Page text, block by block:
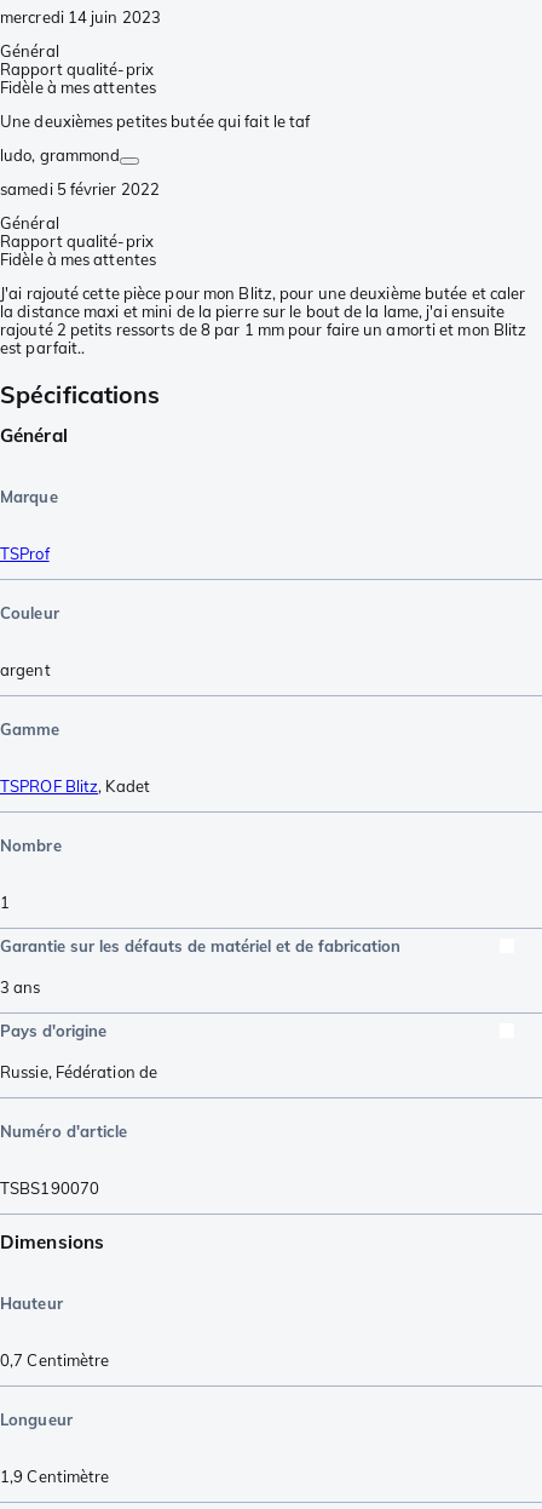
mercredi 14 juin 2023
Général
Rapport qualité-prix
Fidèle à mes attentes
Une deuxièmes petites butée qui fait le taf
ludo, grammond
samedi 5 février 2022
Général
Rapport qualité-prix
Fidèle à mes attentes
J'ai rajouté cette pièce pour mon Blitz, pour une deuxième butée et caler
la distance maxi et mini de la pierre sur le bout de la lame, j'ai ensuite
rajouté 2 petits ressorts de 8 par 1 mm pour faire un amorti et mon Blitz
est parfait..
Spécifications
Général
Marque
TSProf
Couleur
argent
Gamme
TSPROF Blitz, Kadet
Nombre
1
Garantie sur les défauts de matériel et de fabrication
3 ans
Pays d'origine
Russie, Fédération de
Numéro d'article
TSBS190070
Dimensions
Hauteur
0,7 Centimètre
Longueur
1,9 Centimètre